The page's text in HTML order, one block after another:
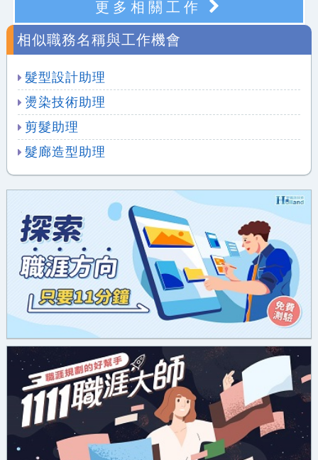
更多相關工作
相似職務名稱與工作機會
髮型設計助理
燙染技術助理
剪髮助理
髮廊造型助理